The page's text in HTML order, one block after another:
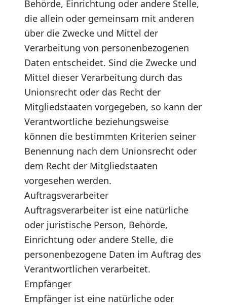
Behörde, Einrichtung oder andere Stelle,
die allein oder gemeinsam mit anderen
über die Zwecke und Mittel der
Verarbeitung von personenbezogenen
Daten entscheidet. Sind die Zwecke und
Mittel dieser Verarbeitung durch das
Unionsrecht oder das Recht der
Mitgliedstaaten vorgegeben, so kann der
Verantwortliche beziehungsweise
können die bestimmten Kriterien seiner
Benennung nach dem Unionsrecht oder
dem Recht der Mitgliedstaaten
vorgesehen werden.
Auftragsverarbeiter
Auftragsverarbeiter ist eine natürliche
oder juristische Person, Behörde,
Einrichtung oder andere Stelle, die
personenbezogene Daten im Auftrag des
Verantwortlichen verarbeitet.
Empfänger
Empfänger ist eine natürliche oder